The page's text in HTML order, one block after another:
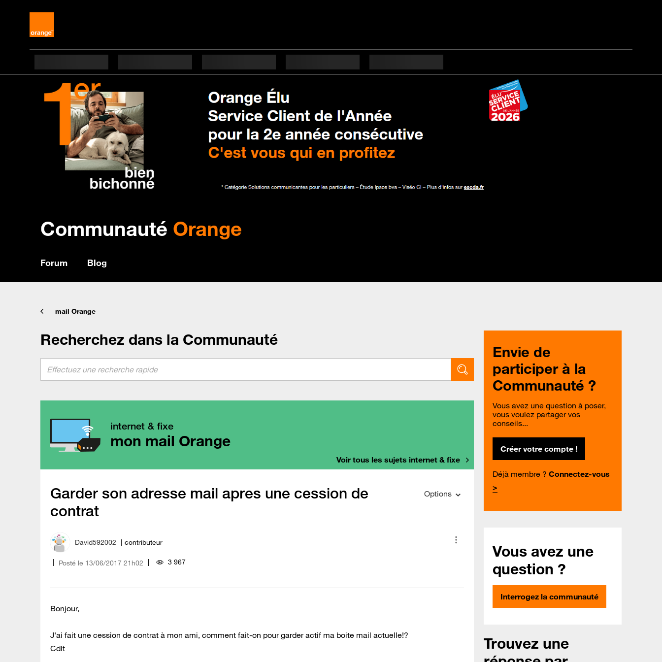
Communauté Orange
Forum Blog
mail Orange
Recherchez dans la Communauté
internet & fixe
mon mail Orange
Voir tous les sujets internet & fixe
Garder son adresse mail apres une cession de
contrat
Options
David592002 contributeur
Posté le ‎13/06/2017 21h02 3 967
Bonjour,
J'ai fait une cession de contrat à mon ami, comment fait-on pour garder actif ma boite mail actuelle!?
Cdlt
Envie de
participer à la
Communauté ?
Vous avez une question à poser,
vous voulez partager vos
conseils...
Créer votre compte !
Déjà membre ? Connectez-vous
>
Vous avez une
question ?
Interrogez la communauté
Trouvez une